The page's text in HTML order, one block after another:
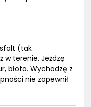
(tak
w terenie. Jeżdzę
błota. Wychodzę z
nie zapewnił